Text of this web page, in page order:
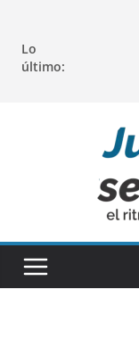
contenido
Lo
último: